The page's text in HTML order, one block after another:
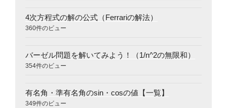
4次方程式の解の公式（Ferrariの解法）
360件のビュー
バーゼル問題を解いてみよう！（1/n^2の無限和）
354件のビュー
有名角・準有名角のsin・cosの値【一覧】
349件のビュー